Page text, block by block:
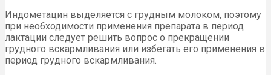
Индометацин выделяется с грудным молоком, поэтому
при необходимости применения препарата в период
лактации следует решить вопрос о прекращении
грудного вскармливания или избегать его применения в
период грудного вскармливания.